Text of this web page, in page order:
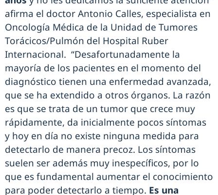
afirma el doctor Antonio Calles, especialista en
Oncología Médica de la Unidad de Tumores
Torácicos/Pulmón del Hospital Ruber
Internacional. “Desafortunadamente la
mayoría de los pacientes en el momento del
diagnóstico tienen una enfermedad avanzada,
que se ha extendido a otros órganos. La razón
es que se trata de un tumor que crece muy
rápidamente, da inicialmente pocos síntomas
y hoy en día no existe ninguna medida para
detectarlo de manera precoz. Los síntomas
suelen ser además muy inespecíficos, por lo
que es fundamental aumentar el conocimiento
para poder detectarlo a tiempo. Es una